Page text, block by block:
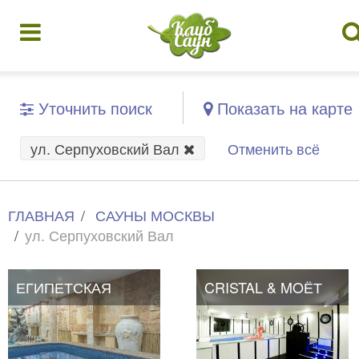
Уточнить поиск Показать на карте
ул. Серпуховский Вал Отменить всё
ГЛАВНАЯ
САУНЫ МОСКВЫ
ул. Серпуховский Вал
ЕГИПЕТСКАЯ
ЕГИПЕТСКАЯ CRISTAL & MOЁТ